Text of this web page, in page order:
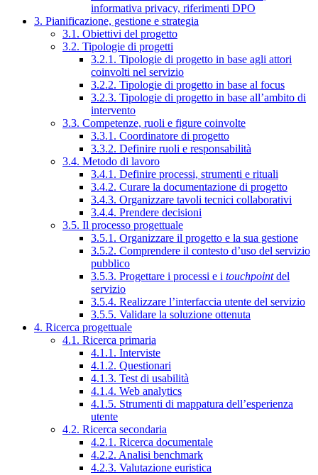
informativa privacy, riferimenti DPO
3. Pianificazione, gestione e strategia
3.1. Obiettivi del progetto
3.2. Tipologie di progetti
3.2.1. Tipologie di progetto in base agli attori
coinvolti nel servizio
3.2.2. Tipologie di progetto in base al focus
3.2.3. Tipologie di progetto in base all’ambito di
intervento
3.3. Competenze, ruoli e figure coinvolte
3.3.1. Coordinatore di progetto
3.3.2. Definire ruoli e responsabilità
3.4. Metodo di lavoro
3.4.1. Definire processi, strumenti e rituali
3.4.2. Curare la documentazione di progetto
3.4.3. Organizzare tavoli tecnici collaborativi
3.4.4. Prendere decisioni
3.5. Il processo progettuale
3.5.1. Organizzare il progetto e la sua gestione
3.5.2. Comprendere il contesto d’uso del servizio
pubblico
3.5.3. Progettare i processi e i touchpointdel
servizio
3.5.4. Realizzare l’interfaccia utente del servizio
3.5.5. Validare la soluzione ottenuta
4. Ricerca progettuale
4.1. Ricerca primaria
4.1.1. Interviste
4.1.2. Questionari
4.1.3. Test di usabilità
4.1.4. Web analytics
4.1.5. Strumenti di mappatura dell’esperienza
utente
4.2. Ricerca secondaria
4.2.1. Ricerca documentale
4.2.2. Analisi benchmark
4.2.3. Valutazione euristica